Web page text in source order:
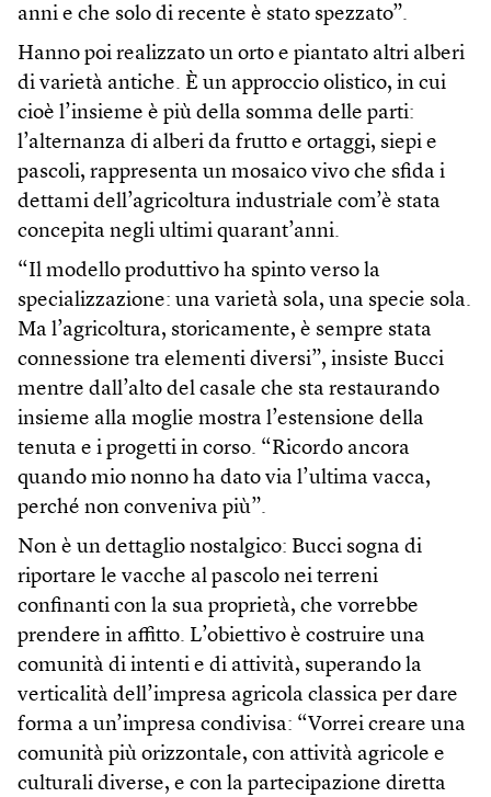
anni e che solo di recente è stato spezzato”.
Hanno poi realizzato un orto e piantato altri alberi
di varietà antiche. È un approccio olistico, in cui
cioè l’insieme è più della somma delle parti:
l’alternanza di alberi da frutto e ortaggi, siepi e
pascoli, rappresenta un mosaico vivo che sfida i
dettami dell’agricoltura industriale com’è stata
concepita negli ultimi quarant’anni.
“Il modello produttivo ha spinto verso la
specializzazione: una varietà sola, una specie sola.
Ma l’agricoltura, storicamente, è sempre stata
connessione tra elementi diversi”, insiste Bucci
mentre dall’alto del casale che sta restaurando
insieme alla moglie mostra l’estensione della
tenuta e i progetti in corso. “Ricordo ancora
quando mio nonno ha dato via l’ultima vacca,
perché non conveniva più”.
Non è un dettaglio nostalgico: Bucci sogna di
riportare le vacche al pascolo nei terreni
confinanti con la sua proprietà, che vorrebbe
prendere in affitto. L’obiettivo è costruire una
comunità di intenti e di attività, superando la
verticalità dell’impresa agricola classica per dare
forma a un’impresa condivisa: “Vorrei creare una
comunità più orizzontale, con attività agricole e
culturali diverse, e con la partecipazione diretta